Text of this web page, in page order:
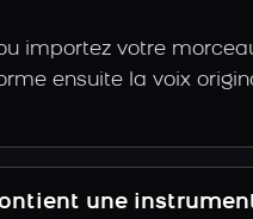
importez votre
ensuite la voix
une